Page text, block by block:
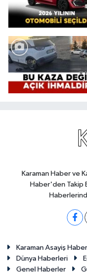
Karaman Haber ve
Haber'den Takip
Karaman Asayiş
Dünya Haberleri
Genel Haberler